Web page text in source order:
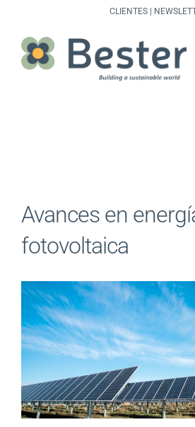
contenido
CLIENTES
Avances en
fotovoltaica
Ver
imagen
más
grande